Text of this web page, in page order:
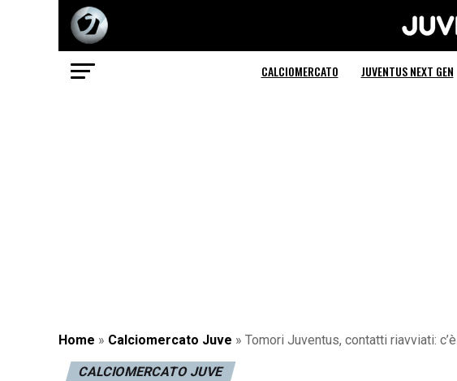
CALCIOMERCATO JUVENTUS NEXT GEN
Home » Calciomercato Juve » Tomori Juventus, contatti riavviati:
CALCIOMERCATO JUVE